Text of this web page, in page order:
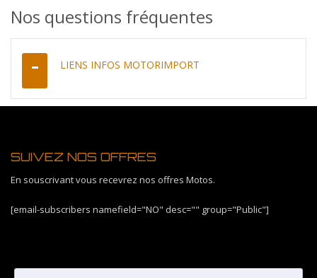
Nos questions fréquentes
LIENS INFOS MOTORIMPORT
SUIVEZ NOS OFFRES
En souscrivant vous recevrez nos offres Motos.
[email-subscribers namefield="NO" desc="" group="Public"]